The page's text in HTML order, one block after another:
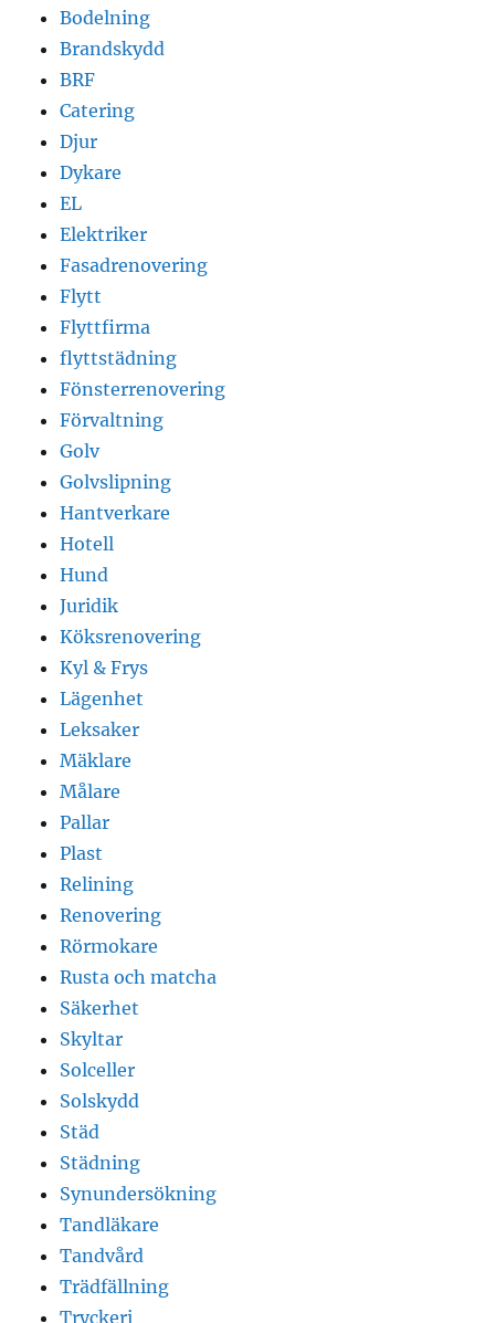
Bodelning
Brandskydd
BRF
Catering
Djur
Dykare
EL
Elektriker
Fasadrenovering
Flytt
Flyttfirma
flyttstädning
Fönsterrenovering
Förvaltning
Golv
Golvslipning
Hantverkare
Hotell
Hund
Juridik
Köksrenovering
Kyl & Frys
Lägenhet
Leksaker
Mäklare
Målare
Pallar
Plast
Relining
Renovering
Rörmokare
Rusta och matcha
Säkerhet
Skyltar
Solceller
Solskydd
Städ
Städning
Synundersökning
Tandläkare
Tandvård
Trädfällning
Tryckeri